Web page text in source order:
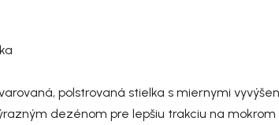
polstrovaná stielka s miernymi
dezénom pre lepšiu trakciu na mokrom